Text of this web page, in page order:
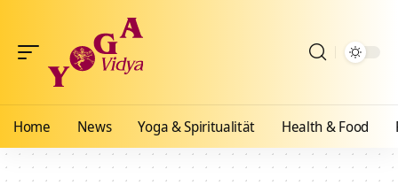
Home News Yoga & Spiritualität Health & Food